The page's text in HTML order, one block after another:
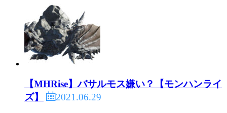
【MHRise】バサルモス嫌い？【モンハンライ
ズ】
2021.06.29